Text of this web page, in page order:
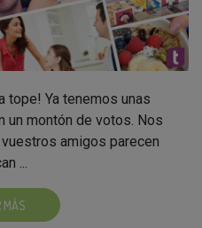
tope! Ya tenemos unas
un montón de votos. Nos
amigos parecen
...
MÁS